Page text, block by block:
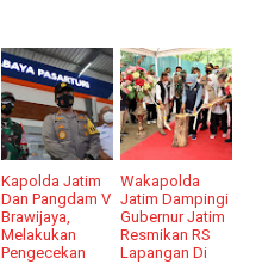
Kapolda Jatim
Dan Pangdam V
Brawijaya,
Melakukan
Pengecekan
Wakapolda
Jatim Dampingi
Gubernur Jatim
Resmikan RS
Lapangan Di